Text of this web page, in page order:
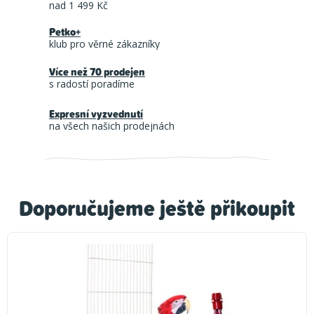
Doporučujeme ještě přikoupit
nad 1 499 Kč
Petko+
klub pro věrné zákazníky
Více než 70 prodejen
s radostí poradíme
Expresní vyzvednutí
na všech našich prodejnách